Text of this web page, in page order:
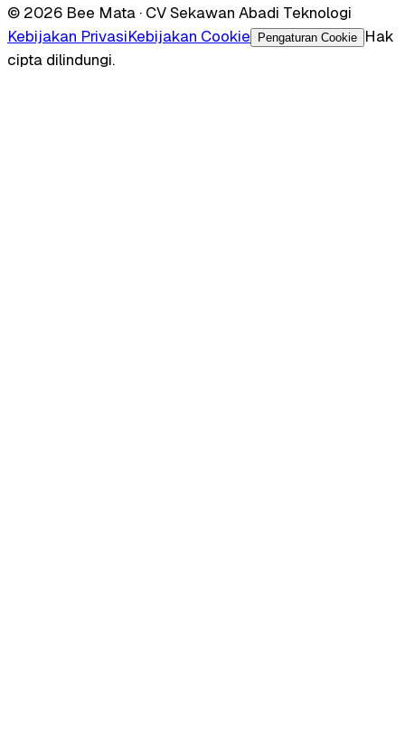
© 2026 Bee Mata · CV Sekawan Abadi Teknologi
Kebijakan PrivasiKebijakan Cookie Pengaturan Cookie
Hak
cipta dilindungi.